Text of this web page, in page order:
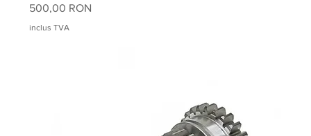
Preț
500,00 RON
inclus TVA